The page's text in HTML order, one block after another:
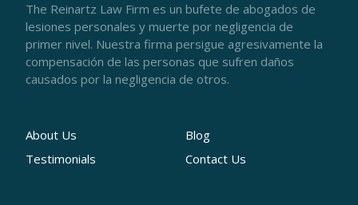
The Reinartz Law Firm es un bufete de abogados de
lesiones personales y muerte por negligencia de
primer nivel. Nuestra firma persigue agresivamente la
compensación de las personas que sufren daños
causados por la negligencia de otros.
About Us
Testimonials
Blog
Contact Us